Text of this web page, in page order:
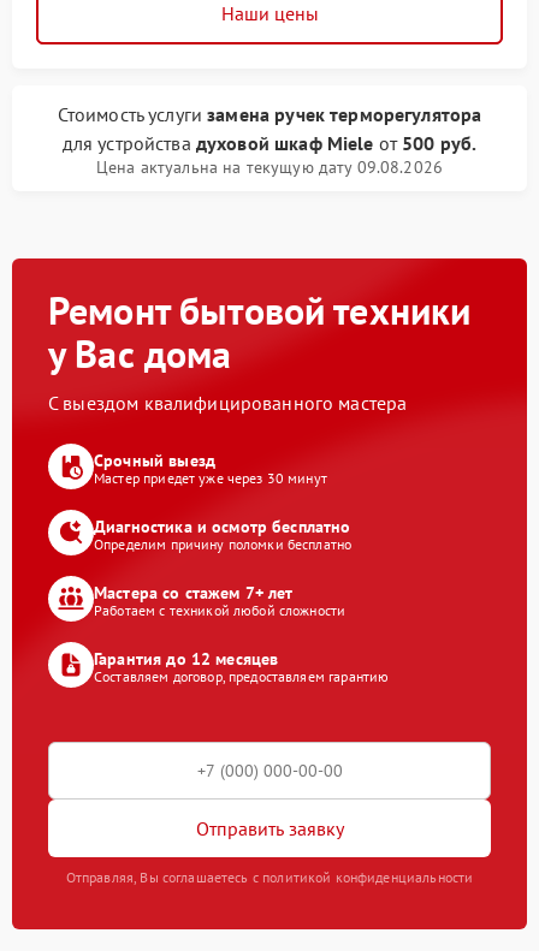
Наши цены
Стоимость услугизамена ручек терморегулятора
для устройства духовой шкаф Miele от 500 руб.
Цена актуальна на текущую дату 09.08.2026
Ремонт бытовой техники
у Вас дома
С выездом квалифицированного мастера
Срочный выезд
Мастер приедет уже через 30 минут
Диагностика и осмотр бесплатно
Определим причину поломки бесплатно
Мастера со стажем 7+ лет
Работаем с техникой любой сложности
Гарантия до 12 месяцев
Составляем договор, предоставляем гарантию
Отправить заявку
Отправляя, Вы соглашаетесь с политикой конфиденциальности